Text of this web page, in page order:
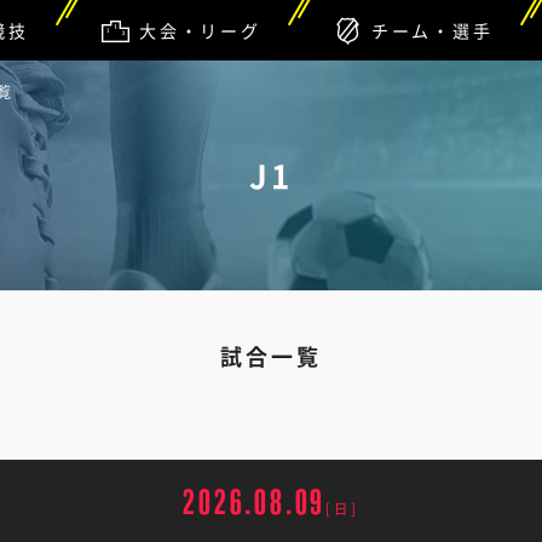
技 大会・リーグ チーム・選手
J1
試合一覧
2026.08.09 [日]